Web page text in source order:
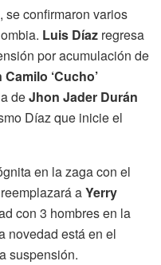
, se confirmaron varios
Luis Díaz regresa
por acumulación de
‘Cucho’
deJhon Jader Durán
Díaz que inicie el
en la zaga con el
aYerry
con 3 hombres en la
novedad está en el
suspensión.